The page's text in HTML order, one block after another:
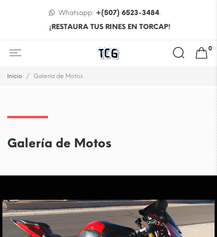
Whatsapp: +(507) 6523-3484.
¡RESTAURA TUS RINES EN TORCAP!
0
Inicio Galería de Motos
Galería de Motos